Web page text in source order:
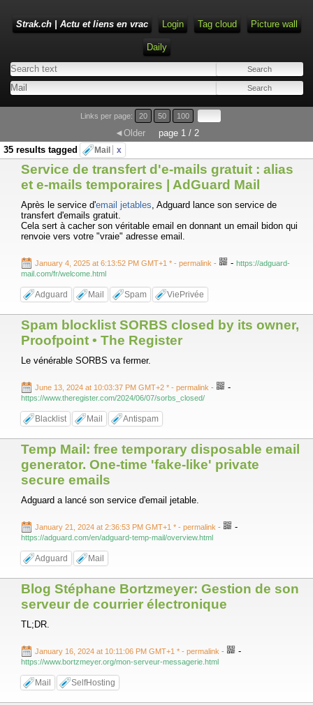
Strak.ch | Actu et liens en vrac Login Tag cloud Picture wall
Daily
Links per page: 20 50 100
◄Older
page 1 / 2
35 results tagged
Mail x
Service de transfert d'e-mails gratuit : alias
et e-mails temporaires | AdGuard Mail
Après le service d'email jetables, Adguard lance son service de
transfert d'emails gratuit.
Cela sert à cacher son véritable email en donnant un email bidon qui
renvoie vers votre "vraie" adresse email.
January 4, 2025 at 6:13:52 PM GMT+1 * - permalink - - https://adguard-
mail.com/fr/welcome.html
Adguard Mail Spam ViePrivée
Spam blocklist SORBS closed by its owner,
Proofpoint • The Register
Le vénérable SORBS va fermer.
June 13, 2024 at 10:03:37 PM GMT+2 * - permalink - -
https://www.theregister.com/2024/06/07/sorbs_closed/
Blacklist Mail Antispam
Temp Mail: free temporary disposable email
generator. One-time 'fake-like' private
secure emails
Adguard a lancé son service d'email jetable.
January 21, 2024 at 2:36:53 PM GMT+1 * - permalink - -
https://adguard.com/en/adguard-temp-mail/overview.html
Adguard Mail
Blog Stéphane Bortzmeyer: Gestion de son
serveur de courrier électronique
TL;DR.
January 16, 2024 at 10:11:06 PM GMT+1 * - permalink - -
https://www.bortzmeyer.org/mon-serveur-messagerie.html
Mail SelfHosting